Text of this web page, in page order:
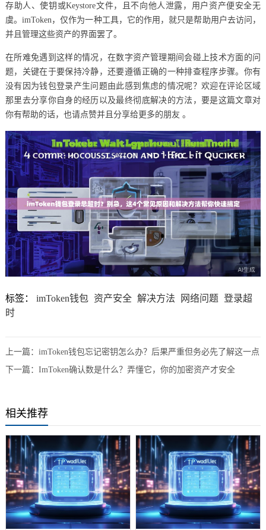
存助人、使钥或Keystore文件，且不向他人泄露，用户资产便安全无
虞。imToken，仅作为一种工具，它的作用，就只是帮助用户去访问，
并且管理这些资产的界面罢了。
在所难免遇到这样的情况，在数字资产管理期间会碰上技术方面的问
题，关键在于要保持冷静，还要遵循正确的一种排查程序步骤。你有
没有因为钱包登录产生问题由此感到焦虑的情况呢？欢迎在评论区域
那里去分享你自身的经历以及最终彻底解决的方法，要是这篇文章对
你有帮助的话，也请点赞并且分享给更多的朋友 。
标签： imToken钱包 资产安全 解决方法 网络问题 登录超
时
上一篇： imToken钱包忘记密钥怎么办？后果严重但务必先了解这一点
下一篇： ImToken确认数是什么？弄懂它，你的加密资产才安全
相关推荐